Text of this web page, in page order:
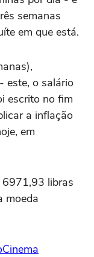
semanas
em que está.
este, o salário
escrito no fim
a inflação
em
6971,93 libras
moeda